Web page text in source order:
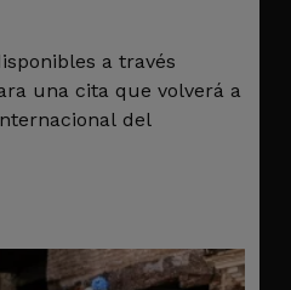
a través
una cita que volverá a
del